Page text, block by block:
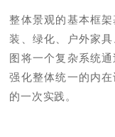
整体景观的基本框
装、绿化、户外家
图将一个复杂系统
强化整体统一的内
的一次实践。